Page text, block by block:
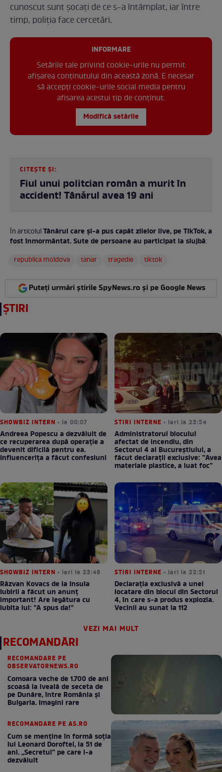
cunoscut sunt șocați de ce s-a întâmplat, iar între
timp, poliția face cercetări.
INFORMARE
Setările tale privind cookie-urile nu permit
afișarea conținutului din această zonă. E necesar
să accepți cookie-urile social media pentru
afisarea acestui tip de conținut.
Modifică setările
CITEȘTE ȘI:
Fiul unui politcian român a murit în
accident! Tânărul avea 19 ani
În articolulTânărul care și-a pus capăt zilelor live, pe TikTok, a
fost înmormântat. Sute de persoane au participat la slujbă:
republica moldova
tanar tragedie tiktok
Puteți urmări știrile SpyNews.ro și pe Google News
ȘTIRI
SHOWBIZ INTERN • la 00:07
Andreea Popescu a dezvăluit de
ce recuperarea după operație a
devenit dificilă pentru ea.
Influencerița a făcut confesiuni
STIRI INTERNE • ieri la 23:54
Administratorul blocului
afectat de incendiu, din
Sectorul 4 al Bucureștiului, a
făcut declarații exclusive: ”Avea
materiale plastice, a luat foc”
SHOWBIZ INTERN • ieri la 23:46
Răzvan Kovacs de la Insula
Iubirii a făcut un anunț
important! Are legătura cu
iubita lui: "A spus da!"
STIRI INTERNE • ieri la 22:51
Declarația exclusivă a unei
locatare din blocul din Sectorul
4, în care s-a produs explozia.
Vecinii au sunat la 112
VEZI MAI MULT
RECOMANDĂRI
RECOMANDARE PE
OBSERVATORNEWS.RO
Comoara veche de 1.700 de ani
scoasă la iveală de seceta de
pe Dunăre, între România şi
Bulgaria. Imagini rare
RECOMANDARE PE AS.RO
Cum se menţine în formă soţia
lui Leonard Doroftei, la 51 de
ani. „Secretul” pe care l-a
dezvăluit